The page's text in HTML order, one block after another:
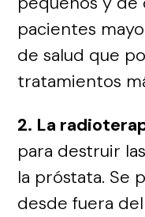
pacientes
de salud que
tratamientos
2. La
para destruir
la próstata. Se
desde fuera